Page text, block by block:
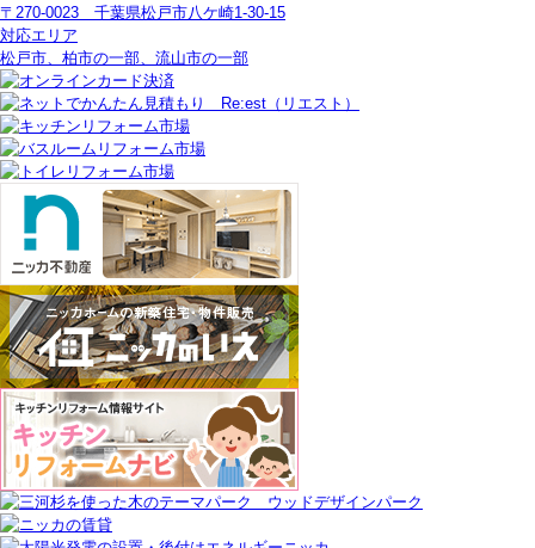
〒270-0023 千葉県松戸市八ケ崎1-30-15
対応エリア
松戸市、柏市の一部、流山市の一部